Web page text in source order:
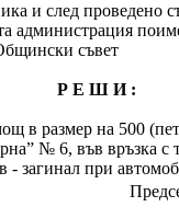
и след проведено
администрация
съвет
Р Е Ш И :
в размер на 500
№ 6, във връзка
загинал при